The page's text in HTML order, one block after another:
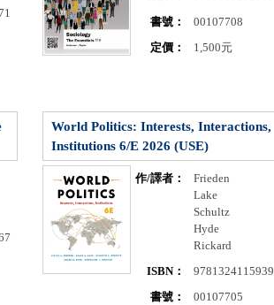
書號：
00107708
定價：
1,500元
World Politics: Interests, Interactions,
Institutions 6/E 2026 (USE)
作/譯者：
Frieden
Lake
Schultz
Hyde
Rickard
ISBN：
9781324115939
書號：
00107705